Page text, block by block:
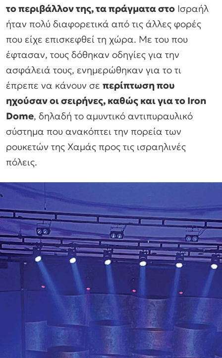
το περιβάλλον της, τα πράγματα στο Ισραήλ
ήταν πολύ διαφορετικά από τις άλλες φορές
που είχε επισκεφθεί τη χώρα. Με του που
έφτασαν, τους δόθηκαν οδηγίες για την
ασφάλειά τους, ενημερώθηκαν για το τι
έπρεπε να κάνουν σε περίπτωση που
ηχούσαν οι σειρήνες, καθώς και για το Iron
Dome, δηλαδή το αμυντικό αντιπυραυλικό
σύστημα που ανακόπτει την πορεία των
ρουκετών της Χαμάς προς τις ισραηλινές
πόλεις.